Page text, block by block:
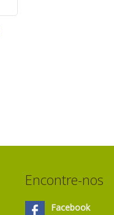
Encontre-nos
Facebook